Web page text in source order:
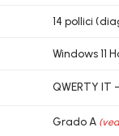
14 pollici
Windows 11
QWERTY IT
Grado A